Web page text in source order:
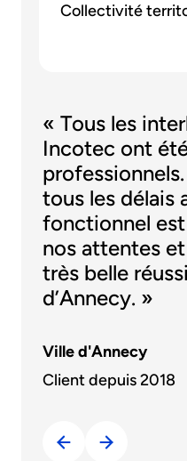
« Tous les
Incotec ont
tous les délais
fonctionnel
nos attentes
très belle
d’Annecy. »
Ville d'Annecy
Client depuis 2018
Collectivité